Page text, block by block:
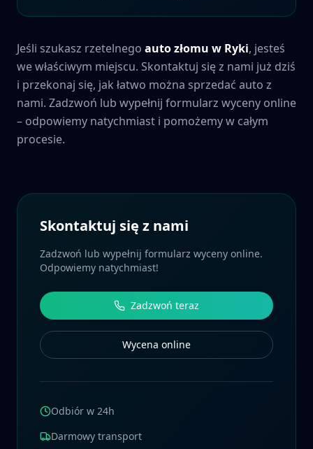
Jeśli szukasz rzetelnego auto złomu w Ryki, jesteś
we właściwym miejscu. Skontaktuj się z nami już dziś
i przekonaj się, jak łatwo można sprzedać auto z
nami. Zadzwoń lub wypełnij formularz wyceny online
– odpowiemy natychmiast i pomożemy w całym
procesie.
Skontaktuj się z nami
Zadzwoń lub wypełnij formularz wyceny online.
Odpowiemy natychmiast!
Zadzwoń teraz
Wycena online
Odbiór w 24h
Darmowy transport